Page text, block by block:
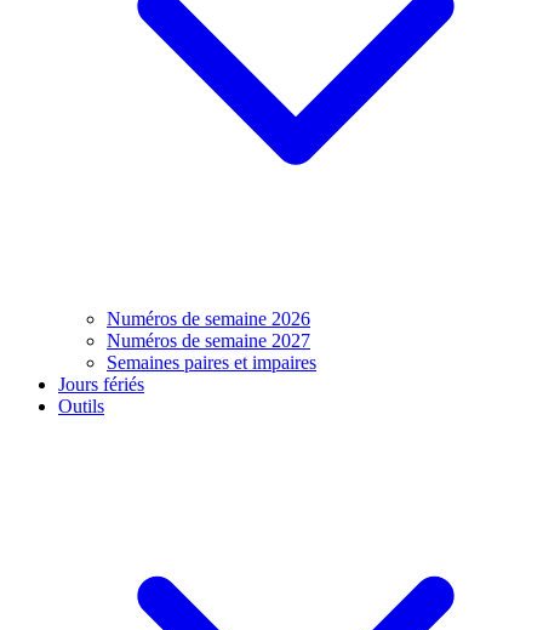
Numéros de semaine 2026
Numéros de semaine 2027
Semaines paires et impaires
Jours fériés
Outils